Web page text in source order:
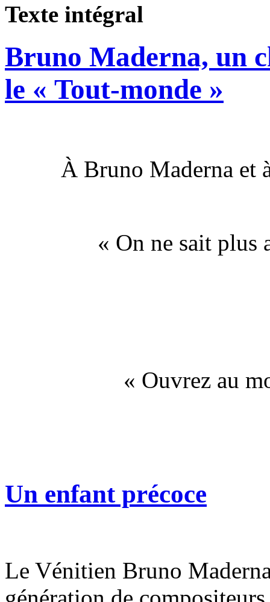
Texte intégral
Bruno Maderna, un
le « Tout-monde »
À Bruno Maderna et
« On ne sait plus
« Ouvrez au
Un enfant précoce
Le Vénitien Bruno